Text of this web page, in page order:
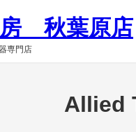
秋葉原店
専門店
Allied